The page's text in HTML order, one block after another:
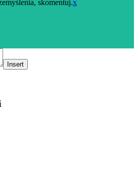
skomentuj.x
Insert